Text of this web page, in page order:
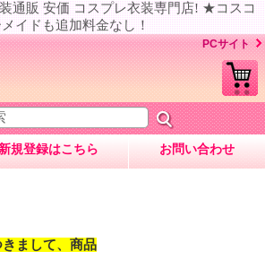
通販 安価 コスプレ衣装専門店! ★コスコ
イドも追加料金なし！
PCサイト
規登録はこちら お問い合わせ
まして、商品